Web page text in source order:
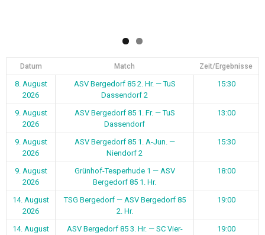
Datum Match Zeit/Ergebnisse
8. August
2026
ASV Bergedorf 85 2. Hr. — TuS
Dassendorf 2
15:30
9. August
2026
ASV Bergedorf 85 1. Fr. — TuS
Dassendorf
13:00
9. August
2026
ASV Bergedorf 85 1. A-Jun. —
Niendorf 2
15:30
9. August
2026
Grünhof-Tesperhude 1 — ASV
Bergedorf 85 1. Hr.
18:00
14. August
2026
TSG Bergedorf — ASV Bergedorf 85
2. Hr.
19:00
14. August
ASV Bergedorf 85 3. Hr. — SC Vier-
19:00